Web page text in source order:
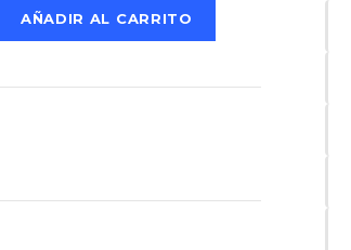
AÑADIR AL CARRITO